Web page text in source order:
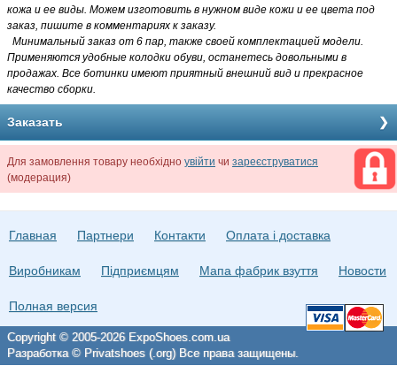
кожа и ее виды. Можем изготовить в нужном виде кожи и ее цвета под
заказ, пишите в комментариях к заказу.
Минимальный заказ от 6 пар, также своей комплектацией модели.
Применяются удобные колодки обуви, останетесь довольными в
продажах. Все ботинки имеют приятный внешний вид и прекрасное
качество сборки.
Заказать
Для замовлення товару необхідно увійти чи зареєструватися
(модерация)
Главная Партнери Контакти Оплата і доставка
Виробникам Підприємцям Мапа фабрик взуття Новости
Полная версия
Copyright © 2005-2026 ExpoShoes.com.ua
Разработка © Privatshoes (.org) Все права защищены.